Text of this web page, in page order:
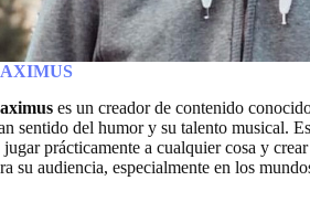
es un creador de contenido
sentido del humor y su talento musical.
jugar prácticamente a cualquier cosa y
su audiencia, especialmente en los